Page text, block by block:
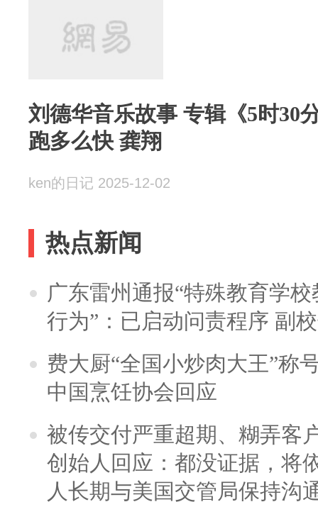
刘德华音乐故事 专辑《5时30
跑多么快 龚翔
ken的日记 2025-12-02
热点新闻
广东雷州通报“特殊教育学
行为”：已启动问责程序 副
费大厨“全国小炒肉大王”称
中国烹饪协会回应
被传交付严重超期、糊弄客
创始人回应：都没证据，将
人长期与美国交管局保持沟